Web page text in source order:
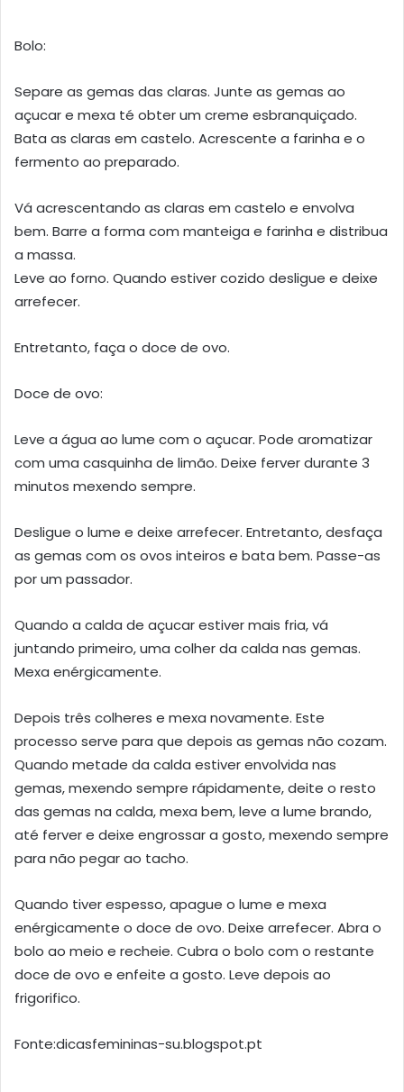
Bolo:
Separe as gemas das claras. Junte as gemas ao
açucar e mexa té obter um creme esbranquiçado.
Bata as claras em castelo. Acrescente a farinha e o
fermento ao preparado.
Vá acrescentando as claras em castelo e envolva
bem. Barre a forma com manteiga e farinha e distribua
a massa.
Leve ao forno. Quando estiver cozido desligue e deixe
arrefecer.
Entretanto, faça o doce de ovo.
Doce de ovo:
Leve a água ao lume com o açucar. Pode aromatizar
com uma casquinha de limão. Deixe ferver durante 3
minutos mexendo sempre.
Desligue o lume e deixe arrefecer. Entretanto, desfaça
as gemas com os ovos inteiros e bata bem. Passe-as
por um passador.
Quando a calda de açucar estiver mais fria, vá
juntando primeiro, uma colher da calda nas gemas.
Mexa enérgicamente.
Depois três colheres e mexa novamente. Este
processo serve para que depois as gemas não cozam.
Quando metade da calda estiver envolvida nas
gemas, mexendo sempre rápidamente, deite o resto
das gemas na calda, mexa bem, leve a lume brando,
até ferver e deixe engrossar a gosto, mexendo sempre
para não pegar ao tacho.
Quando tiver espesso, apague o lume e mexa
enérgicamente o doce de ovo. Deixe arrefecer. Abra o
bolo ao meio e recheie. Cubra o bolo com o restante
doce de ovo e enfeite a gosto. Leve depois ao
frigorifico.
Fonte:dicasfemininas-su.blogspot.pt